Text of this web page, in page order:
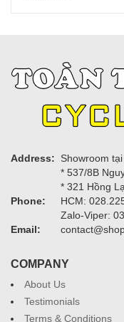
Address:
Showroom
* 537/8B
* 321 Hồng
Phone:
HCM:
Zalo-Viper:
Email:
COMPANY
About Us
Testimonials
Terms & Conditions